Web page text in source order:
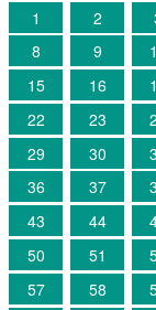
1 2
8
9
15
16
22
23
29
30
36
37
43
44
50
51
57
58